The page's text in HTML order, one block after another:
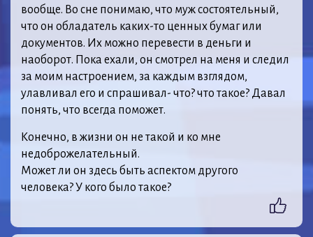
вообще. Во сне понимаю, что муж состоятельный,
что он обладатель каких-то ценных бумаг или
документов. Их можно перевести в деньги и
наоборот. Пока ехали, он смотрел на меня и следил
за моим настроением, за каждым взглядом,
улавливал его и спрашивал- что? что такое? Давал
понять, что всегда поможет.
Конечно, в жизни он не такой и ко мне
недоброжелательный.
Может ли он здесь быть аспектом другого
человека? У кого было такое?